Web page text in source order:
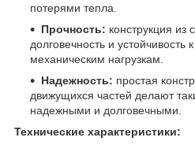
потерями тепла.
Прочность: конструкция из
долговечность и устойчивость
механическим нагрузкам.
Надежность: простая
движущихся частей делают
надежными и долговечными.
Технические характеристики: